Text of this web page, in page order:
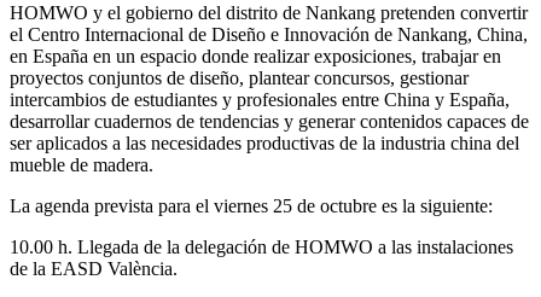
HOMWO y el gobierno del distrito de Nankang pretenden convertir
el Centro Internacional de Diseño e Innovación de Nankang, China,
en España en un espacio donde realizar exposiciones, trabajar en
proyectos conjuntos de diseño, plantear concursos, gestionar
intercambios de estudiantes y profesionales entre China y España,
desarrollar cuadernos de tendencias y generar contenidos capaces de
ser aplicados a las necesidades productivas de la industria china del
mueble de madera.
La agenda prevista para el viernes 25 de octubre es la siguiente:
10.00 h. Llegada de la delegación de HOMWO a las instalaciones
de la EASD València.